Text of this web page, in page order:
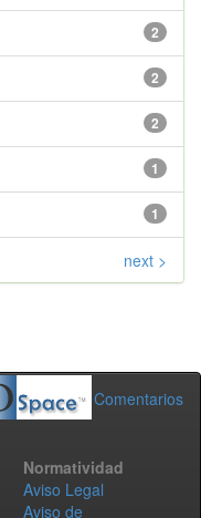
2
2
2
1
1
next >
Comentarios
Normatividad
Aviso Legal
Aviso de